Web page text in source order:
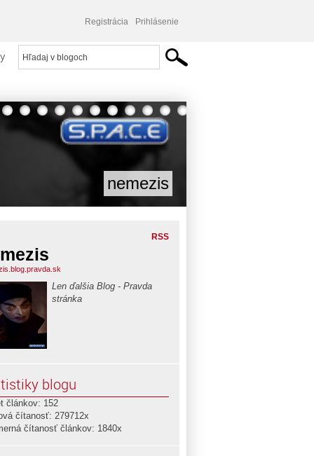
Registrácia Prihlásenie
nemezis
RSS
Len ďalšia Blog - Pravda
stránka
blogu
článkov: 152
čítanosť: 279712x
čítanosť článkov: 1840x